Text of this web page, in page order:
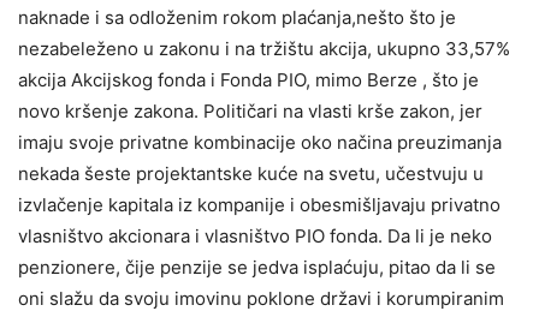
naknade i sa odloženim rokom plaćanja,nešto što je
nezabeleženo u zakonu i na tržištu akcija, ukupno 33,57%
akcija Akcijskog fonda i Fonda PIO, mimo Berze , što je
novo kršenje zakona. Političari na vlasti krše zakon, jer
imaju svoje privatne kombinacije oko načina preuzimanja
nekada šeste projektantske kuće na svetu, učestvuju u
izvlačenje kapitala iz kompanije i obesmišljavaju privatno
vlasništvo akcionara i vlasništvo PIO fonda. Da li je neko
penzionere, čije penzije se jedva isplaćuju, pitao da li se
oni slažu da svoju imovinu poklone državi i korumpiranim